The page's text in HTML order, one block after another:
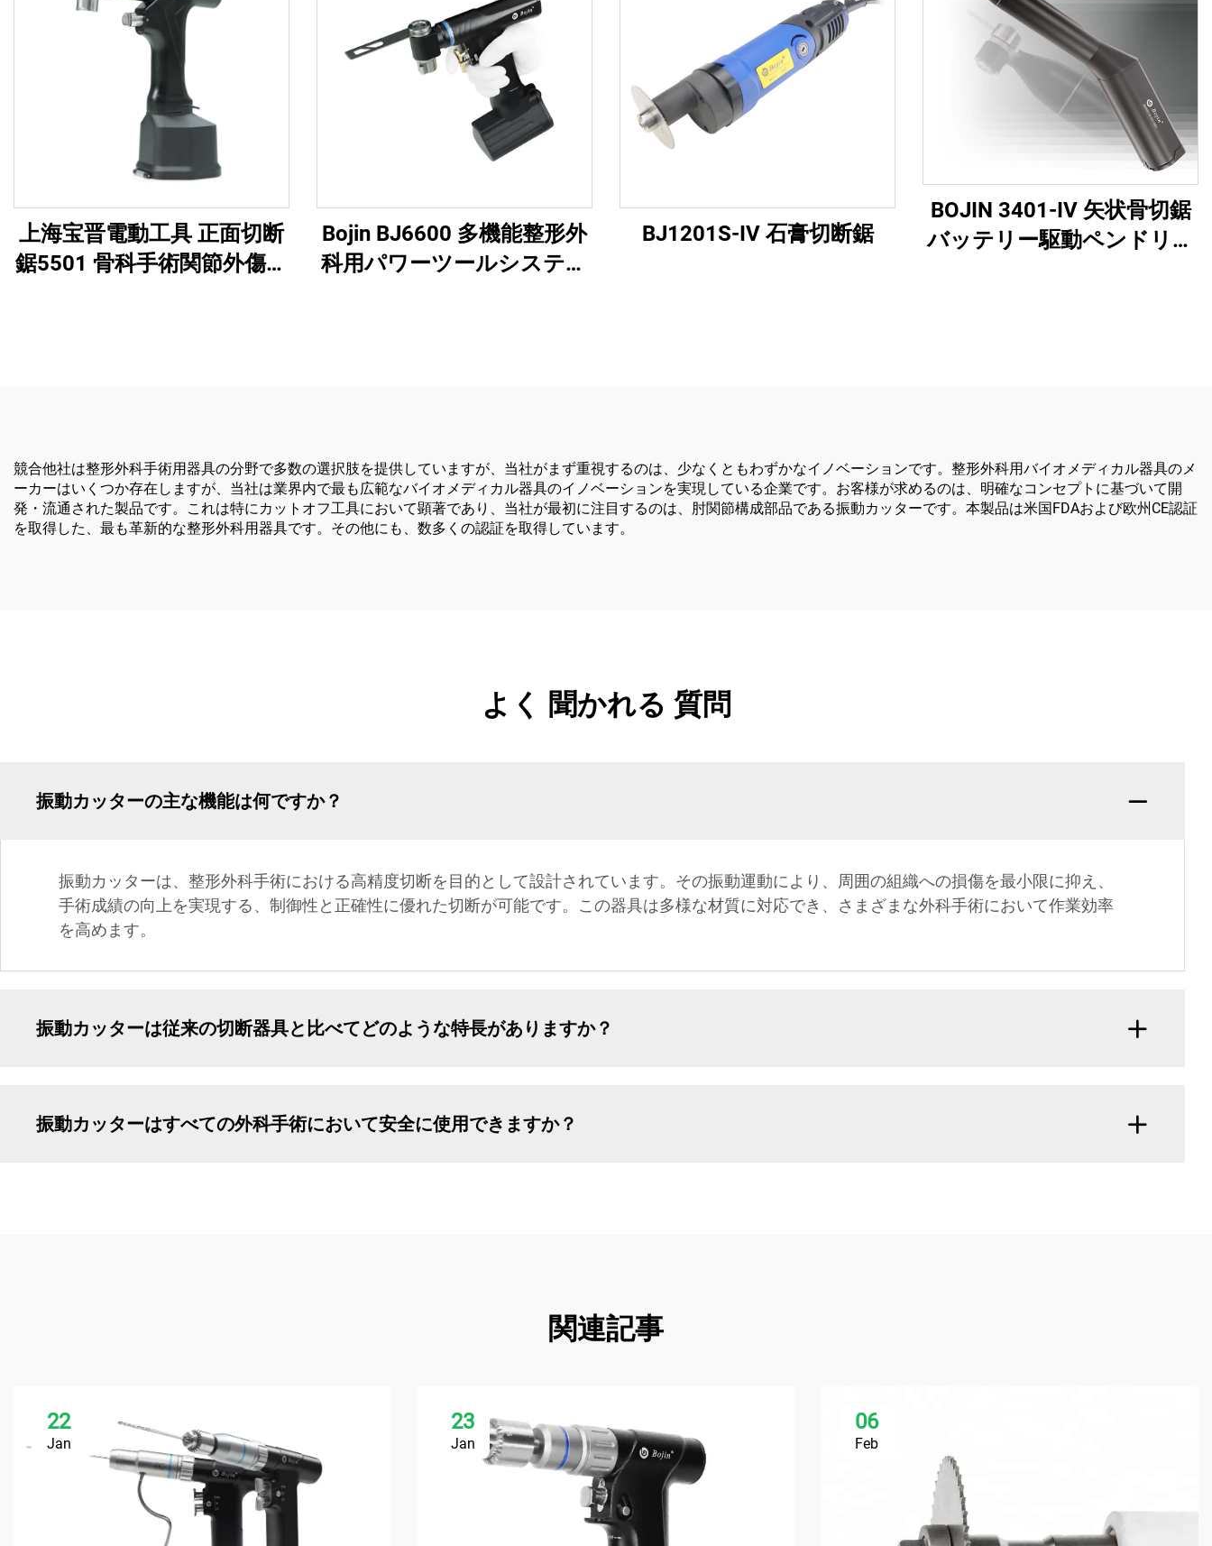
上海宝晋電動工具 正面切断
鋸5501 骨科手術関節外傷用
Bojin BJ6600 多機能整形外
科用パワーツールシステム
BJ1201S-IV 石膏切断鋸
BOJIN 3401-IV 矢状骨切鋸
バッテリー駆動ペンドリル
競合他社は整形外科手術用器具の分野で多数の選択肢を提供していますが、当社がまず重視するのは、少なくともわずかなイノベーションです。整形外科用バイオメディカル器具のメ
ーカーはいくつか存在しますが、当社は業界内で最も広範なバイオメディカル器具のイノベーションを実現している企業です。お客様が求めるのは、明確なコンセプトに基づいて開
発・流通された製品です。これは特にカットオフ工具において顕著であり、当社が最初に注目するのは、肘関節構成部品である振動カッターです。本製品は米国FDAおよび欧州CE認証
を取得した、最も革新的な整形外科用器具です。その他にも、数多くの認証を取得しています。
よく 聞かれる 質問
振動カッターの主な機能は何ですか？
振動カッターは、整形外科手術における高精度切断を目的として設計されています。その振動運動により、周囲の組織への損傷を最小限に抑え、
手術成績の向上を実現する、制御性と正確性に優れた切断が可能です。この器具は多様な材質に対応でき、さまざまな外科手術において作業効率
を高めます。
振動カッターは従来の切断器具と比べてどのような特長がありますか？
振動カッターはすべての外科手術において安全に使用できますか？
関連記事
22
Jan
23
Jan
06
Feb